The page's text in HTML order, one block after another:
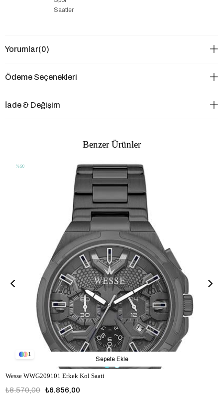
Saatler
Yorumlar(0)
Ödeme Seçenekleri
İade & Değişim
Benzer Ürünler
1
Wesse WWG209101 Erkek Kol Saati
₺6.856,00
₺8.570,00
Sepete Ekle
%20